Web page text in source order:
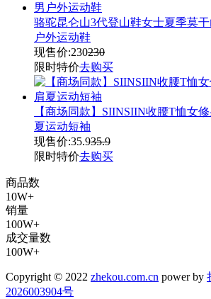
骆驼昆仑山3代登山鞋女士夏季莫
户外运动鞋
现售价:230230
限时特价去购买
【商场同款】SIINSIIN收腰T恤女
夏运动短袖
现售价:35.935.9
限时特价去购买
商品数
10W+
销量
100W+
成交量数
100W+
Copyright © 2022 zhekou.com.cn power by
2026003904号